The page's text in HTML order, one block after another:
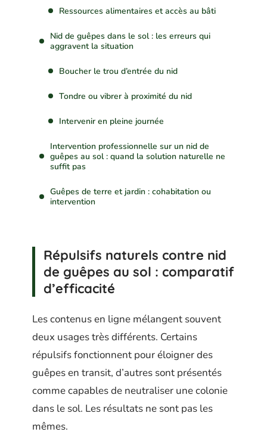
Ressources alimentaires et accès au bâti
Nid de guêpes dans le sol : les erreurs qui
aggravent la situation
Boucher le trou d’entrée du nid
Tondre ou vibrer à proximité du nid
Intervenir en pleine journée
Intervention professionnelle sur un nid de
guêpes au sol : quand la solution naturelle ne
suffit pas
Guêpes de terre et jardin : cohabitation ou
intervention
Répulsifs naturels contre nid
de guêpes au sol : comparatif
d’efficacité
Les contenus en ligne mélangent souvent
deux usages très différents. Certains
répulsifs fonctionnent pour éloigner des
guêpes en transit, d’autres sont présentés
comme capables de neutraliser une colonie
dans le sol. Les résultats ne sont pas les
mêmes.